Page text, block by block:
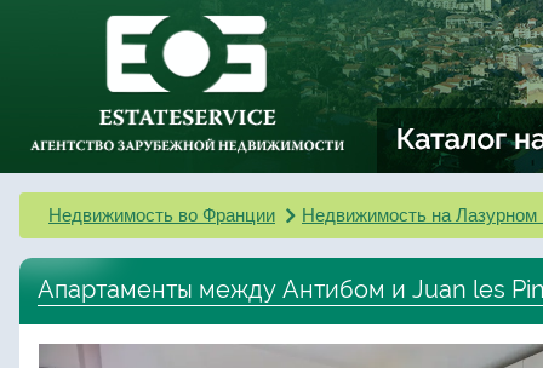
Недвижимость во Франции Недвижимость на Лазурном
Апартаменты между Антибом и Juan les